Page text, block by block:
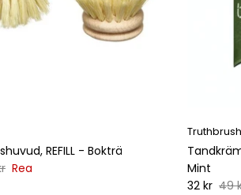
REFILL - Bokträ
Rea
Truthbrush
Mint
32 kr 49